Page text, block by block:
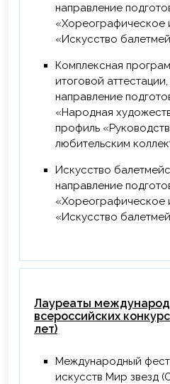
направление
«Хореографическое
«Искусство
Комплексная программа Государственной
итоговой
направление
«Народная
профиль
любительским
Искусство балетмейстера практикум,
направление
«Хореографическое
«Искусство
Лауреаты
всероссийских
лет)
Международный фестиваль-конкурс
искусств Мир звезд